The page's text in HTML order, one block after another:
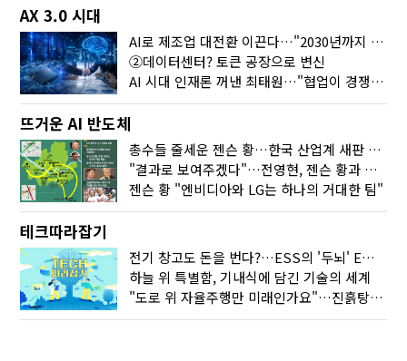
AX 3.0 시대
AI로 제조업 대전환 이끈다…"2030년까지 민관합동 20조 투자"
②데이터센터? 토큰 공장으로 변신
AI 시대 인재론 꺼낸 최태원…"협업이 경쟁력"
뜨거운 AI 반도체
총수들 줄세운 젠슨 황…한국 산업계 새판 짰다
"결과로 보여주겠다"…전영현, 젠슨 황과 HBM5 논의
젠슨 황 "엔비디아와 LG는 하나의 거대한 팀"
테크따라잡기
전기 창고도 돈을 번다?…ESS의 '두뇌' EMO가 뭐길래
하늘 위 특별함, 기내식에 담긴 기술의 세계
"도로 위 자율주행만 미래인가요"…진흙탕서 길 내는 HD현대 AI 기술